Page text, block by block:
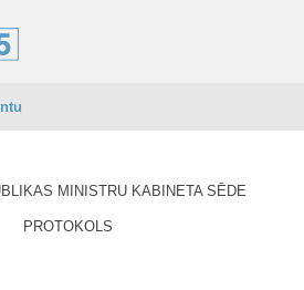
MINISTRU KABINETA SĒDE
PROTOKOLS